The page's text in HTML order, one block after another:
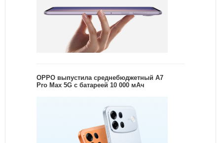
OPPO выпустила среднебюджетный A7
Pro Max 5G с батареей 10 000 мАч